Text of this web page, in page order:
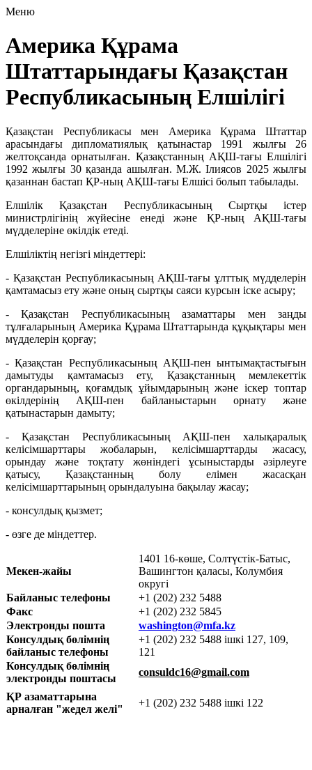
Меню
Америка Құрама
Штаттарындағы Қазақстан
Республикасының Елшілігі
Қазақстан Республикасы мен Америка Құрама Штаттар
арасындағы дипломатиялық қатынастар 1991 жылғы 26
желтоқсанда орнатылған. Қазақстанның АҚШ-тағы Елшілігі
1992 жылғы 30 қазанда ашылған. М.Ж. Ілиясов 2025 жылғы
қазаннан бастап ҚР-ның АҚШ-тағы Елшісі болып табылады.
Елшілік Қазақстан Республикасының Сыртқы істер
министрлігінің жүйесіне енеді және ҚР-ның АҚШ-тағы
мүдделеріне өкілдік етеді.
Елшіліктің негізгі міндеттері:
- Қазақстан Республикасының АҚШ-тағы ұлттық мүдделерін
қамтамасыз ету және оның сыртқы саяси курсын іске асыру;
- Қазақстан Республикасының азаматтары мен заңды
тұлғаларының Америка Құрама Штаттарында құқықтары мен
мүдделерін қорғау;
- Қазақстан Республикасының АҚШ-пен ынтымақтастығын
дамытуды қамтамасыз ету, Қазақстанның мемлекеттік
органдарының, қоғамдық ұйымдарының және іскер топтар
өкілдерінің АҚШ-пен байланыстарын орнату және
қатынастарын дамыту;
- Қазақстан Республикасының АҚШ-пен халықаралық
келісімшарттары жобаларын, келісімшарттарды жасасу,
орындау және тоқтату жөніндегі ұсыныстарды әзірлеуге
қатысу, Қазақстанның болу елімен жасасқан
келісімшарттарының орындалуына бақылау жасау;
- консулдық қызмет;
- өзге де міндеттер.
Мекен-жайы
1401 16-көше, Солтүстік-Батыс,
Вашингтон қаласы, Колумбия
округі
Байланыс телефоны
+1 (202) 232 5488
Факс
+1 (202) 232 5845
Электронды пошта
washington@mfa.kz
Консулдық бөлімнің
байланыс телефоны
+1 (202) 232 5488 ішкі 127, 109,
121
Консулдық бөлімнің
электронды поштасы
consuldc16@gmail.com
ҚР азаматтарына
арналған "жедел желі"
+1 (202) 232 5488 ішкі 122